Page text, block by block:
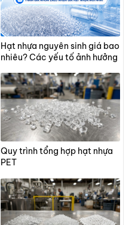
Hạt nhựa nguyên sinh giá bao
nhiêu? Các yếu tố ảnh hưởng
Quy trình tổng hợp hạt nhựa
PET